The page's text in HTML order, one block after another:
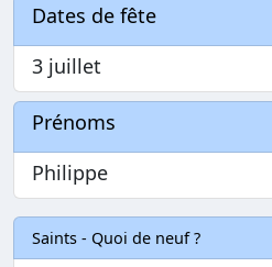
Dates de fête
3 juillet
Prénoms
Philippe
Saints - Quoi de neuf ?